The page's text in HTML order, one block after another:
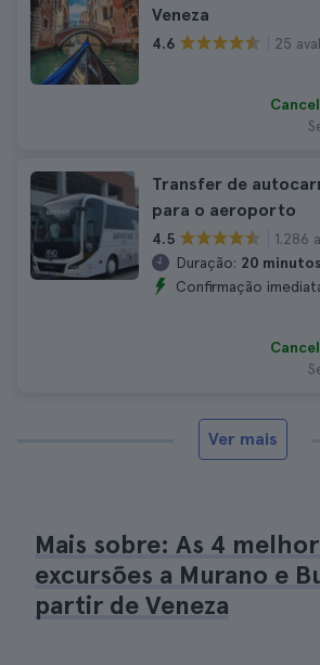
Veneza
4.6 25
Transfer de
para o aeroporto
4.5
1.286
Duração: 20 minutos
Confirmação
Ver mais
Mais sobre: As 4
excursões a Murano e
partir de Veneza